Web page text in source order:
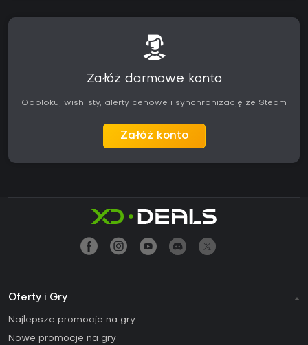
Załóż darmowe konto
Odblokuj wishlisty, alerty cenowe i synchronizację ze Steam
Załóż konto
Oferty i Gry
Najlepsze promocje na gry
Nowe promocje na gry